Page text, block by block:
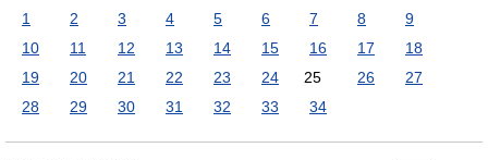
1 2 3 4 5 6 7 8
9
10
11 12 13 14 15 16 17
18
19
20 21 22 23 24 25 26
27
28
29 30 31 32 33 34